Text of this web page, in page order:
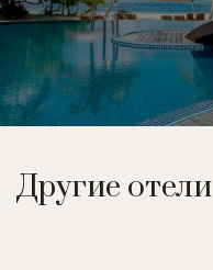
Другие отели